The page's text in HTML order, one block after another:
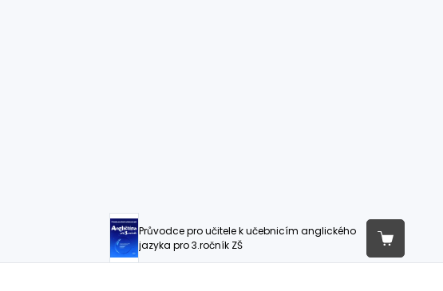
Průvodce pro učitele k učebnicím anglického
jazyka pro 3.ročník ZŠ